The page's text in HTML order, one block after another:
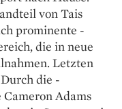
von Tais
prominente
die in neue
Letzten
Durch die
Adams